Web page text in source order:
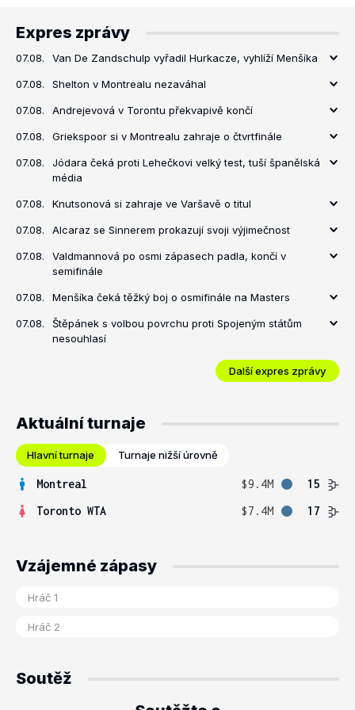
Expres zprávy
07.08. Van De Zandschulp vyřadil Hurkacze, vyhlíží Menšíka
07.08. Shelton v Montrealu nezaváhal
07.08. Andrejevová v Torontu překvapivě končí
07.08. Griekspoor si v Montrealu zahraje o čtvrtfinále
07.08.
Jódara čeká proti Lehečkovi velký test, tuší španělská
média
07.08. Knutsonová si zahraje ve Varšavě o titul
07.08. Alcaraz se Sinnerem prokazují svoji výjimečnost
07.08.
Valdmannová po osmi zápasech padla, končí v
semifinále
07.08. Menšíka čeká těžký boj o osmifinále na Masters
07.08.
Štěpánek s volbou povrchu proti Spojeným státům
nesouhlasí
Další expres zprávy
Aktuální turnaje
Hlavní turnaje Turnaje nižší úrovně
Montreal $9.4M
15
Toronto WTA
$7.4M 17
Vzájemné zápasy
Soutěž